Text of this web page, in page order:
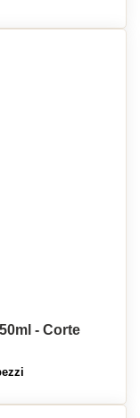
- Corte